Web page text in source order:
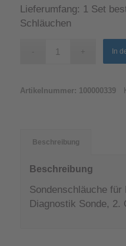
Lieferumfang: 1 Set
Schläuchen
In
Artikelnummer: 100000339
Beschreibung
Beschreibung
Sondenschläuche für
Diagnostik Sonde, 2.